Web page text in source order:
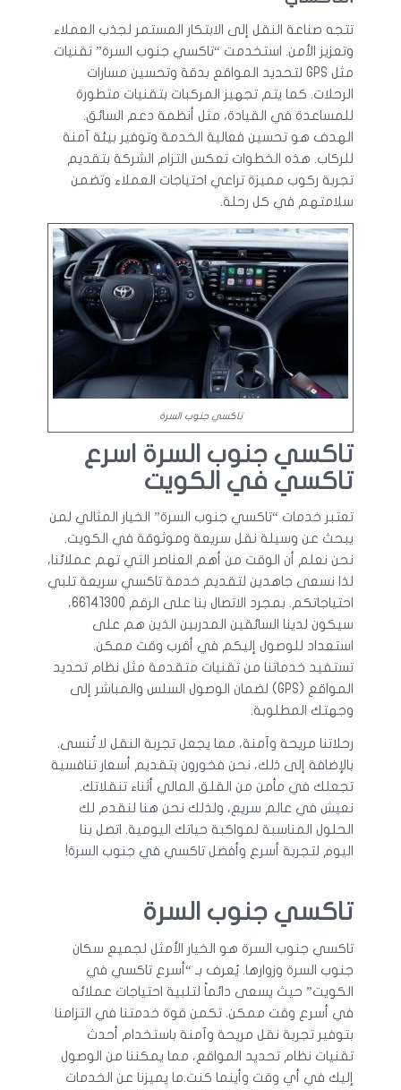
تتجه صناعة النقل إلى الابتكار المستمر لجذب العملاء
وتعزيز الأمن. استخدمت “تاكسي جنوب السرة” تقنيات
مثل GPS لتحديد المواقع بدقة وتحسين مسارات
الرحلات. كما يتم تجهيز المركبات بتقنيات متطورة
للمساعدة في القيادة، مثل أنظمة دعم السائق.
الهدف هو تحسين فعالية الخدمة وتوفير بيئة آمنة
للركاب. هذه الخطوات تعكس التزام الشركة بتقديم
تجربة ركوب مميزة تراعي احتياجات العملاء وتضمن
سلامتهم في كل رحلة.
تاكسي جنوب السرة
تاكسي جنوب السرة اسرع
تاكسي في الكويت
تعتبر خدمات “تاكسي جنوب السرة” الخيار المثالي لمن
يبحث عن وسيلة نقل سريعة وموثوقة في الكويت.
نحن نعلم أن الوقت من أهم العناصر التي تهم عملائنا،
لذا نسعى جاهدين لتقديم خدمة تاكسي سريعة تلبي
احتياجاتكم. بمجرد الاتصال بنا على الرقم 66141300،
سيكون لدينا السائقين المدربين الذين هم على
استعداد للوصول إليكم في أقرب وقت ممكن.
تستفيد خدماتنا من تقنيات متقدمة مثل نظام تحديد
المواقع (GPS) لضمان الوصول السلس والمباشر إلى
وجهتك المطلوبة.
رحلاتنا مريحة وآمنة، مما يجعل تجربة النقل لا تُنسى.
بالإضافة إلى ذلك، نحن فخورون بتقديم أسعار تنافسية
تجعلك في مأمن من القلق المالي أثناء تنقلاتك.
نعيش في عالم سريع، ولذلك نحن هنا لنقدم لك
الحلول المناسبة لمواكبة حياتك اليومية. اتصل بنا
اليوم لتجربة أسرع وأفضل تاكسي في جنوب السرة!
تاكسي جنوب السرة
تاكسي جنوب السرة هو الخيار الأمثل لجميع سكان
جنوب السرة وزوارها. يُعرف بـ “أسرع تاكسي في
الكويت” حيث يسعى دائماً لتلبية احتياجات عملائه
في أسرع وقت ممكن. تكمن قوة خدمتنا في التزامنا
بتوفير تجربة نقل مريحة وآمنة باستخدام أحدث
تقنيات نظام تحديد المواقع، مما يمكننا من الوصول
إليك في أي وقت وأينما كنت.ما يميزنا عن الخدمات